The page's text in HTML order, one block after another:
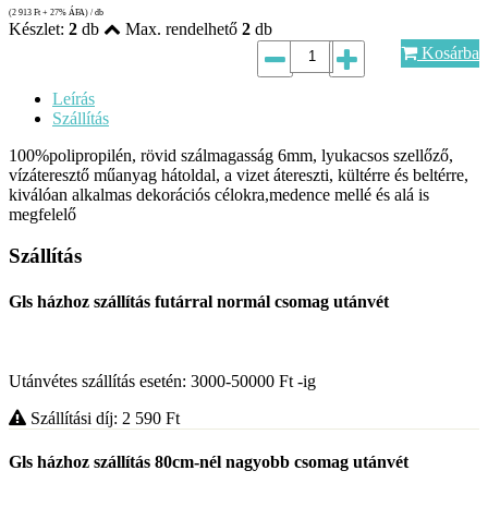
(2 913 Ft + 27% ÁFA) / db
Készlet: 2 db Max. rendelhető 2 db
Kosárba
Leírás
Szállítás
100%polipropilén, rövid szálmagasság 6mm, lyukacsos szellőző,
vízáteresztő műanyag hátoldal, a vizet átereszti, kültérre és beltérre,
kiválóan alkalmas dekorációs célokra,medence mellé és alá is
megfelelő
Szállítás
Gls házhoz szállítás futárral normál csomag utánvét
Utánvétes szállítás esetén: 3000-50000 Ft -ig
Szállítási díj: 2 590 Ft
Gls házhoz szállítás 80cm-nél nagyobb csomag utánvét